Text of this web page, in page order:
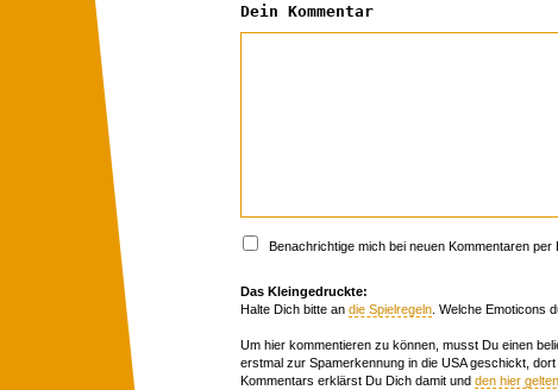
Dein Kommentar
Benachrichtige mich bei neuen Kommentaren per
Das Kleingedruckte:
Halte Dich bitte an die Spielregeln . Welche Emoticons
Um hier kommentieren zu können, musst Du einen
erstmal zur Spamerkennung in die USA geschickt,
Kommentars erklärst Du Dich damit und den hier